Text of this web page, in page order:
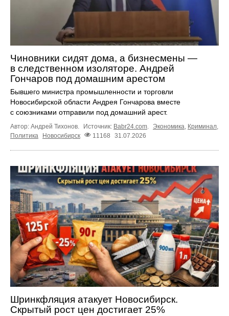
Чиновники сидят дома, а бизнесмены —
в следственном изоляторе. Андрей
Гончаров под домашним арестом
Бывшего министра промышленности и торговли
Новосибирской области Андрея Гончарова вместе
с союзниками отправили под домашний арест.
Автор: Андрей Тихонов. Источник: Babr24.com. Экономика, Криминал,
Политика
Новосибирск 11168 31.07.2026
Шринкфляция атакует Новосибирск.
Скрытый рост цен достигает 25%